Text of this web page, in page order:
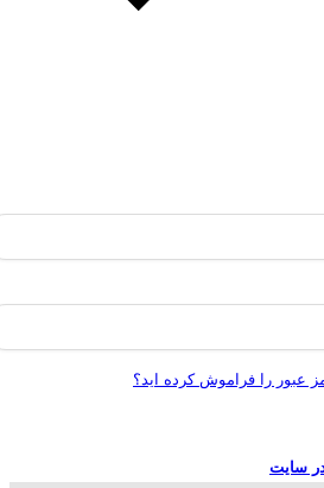
عبور را فراموش کرده اید؟
سایت